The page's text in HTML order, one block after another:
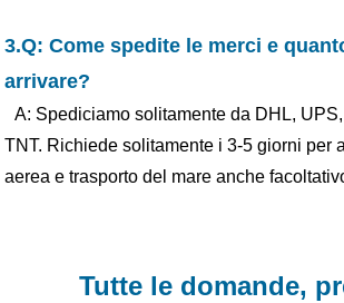
3.Q: Come spedite le merci e
arrivare?
A: Spediciamo solitamente da DHL,
TNT. Richiede solitamente i 3-5 giorni per
aerea e trasporto del mare anche
Tutte le domande,